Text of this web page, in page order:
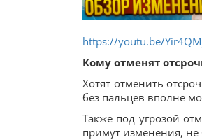
https://youtu.be/
Кому отменят
Хотят отменить
без пальцев вполне
Также под угрозой
примут изменения, не